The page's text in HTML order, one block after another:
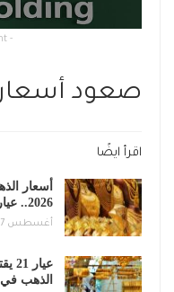
-
صعود
اقرأ ايضًا
2026.. عيار…
أغسطس 7, 2026
الذهب